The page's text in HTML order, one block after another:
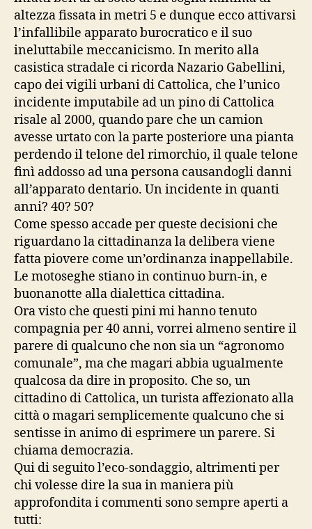
altezza fissata in metri 5 e dunque ecco attivarsi
l’infallibile apparato burocratico e il suo
ineluttabile meccanicismo. In merito alla
casistica stradale ci ricorda Nazario Gabellini,
capo dei vigili urbani di Cattolica, che l’unico
incidente imputabile ad un pino di Cattolica
risale al 2000, quando pare che un camion
avesse urtato con la parte posteriore una pianta
perdendo il telone del rimorchio, il quale telone
finì addosso ad una persona causandogli danni
all’apparato dentario. Un incidente in quanti
anni? 40? 50?
Come spesso accade per queste decisioni che
riguardano la cittadinanza la delibera viene
fatta piovere come un’ordinanza inappellabile.
Le motoseghe stiano in continuo burn-in, e
buonanotte alla dialettica cittadina.
Ora visto che questi pini mi hanno tenuto
compagnia per 40 anni, vorrei almeno sentire il
parere di qualcuno che non sia un “agronomo
comunale”, ma che magari abbia ugualmente
qualcosa da dire in proposito. Che so, un
cittadino di Cattolica, un turista affezionato alla
città o magari semplicemente qualcuno che si
sentisse in animo di esprimere un parere. Si
chiama democrazia.
Qui di seguito l’eco-sondaggio, altrimenti per
chi volesse dire la sua in maniera più
approfondita i commenti sono sempre aperti a
tutti: